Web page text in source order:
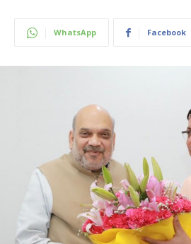
WhatsApp Facebook